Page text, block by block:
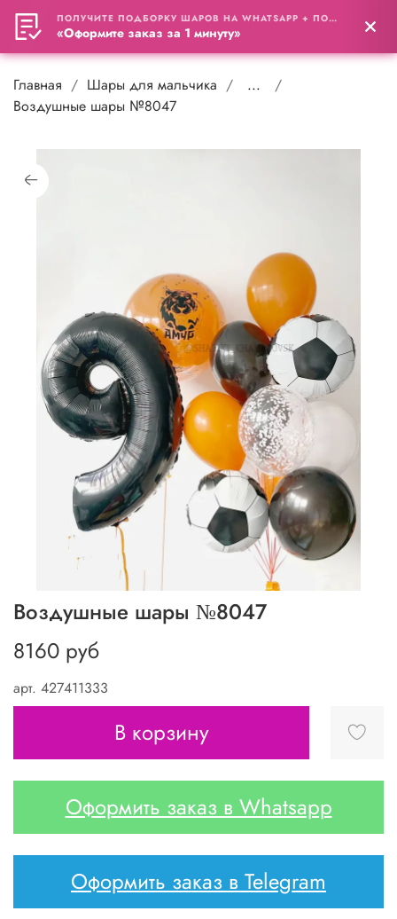
0
Главная Шары для мальчика
...
Воздушные шары №8047
арт. 427411333
Воздушные шары №8047
8160 руб
В корзину
Оформить заказ в Whatsapp
Оформить заказ в Telegram
ПОЛУЧИТЕ ПОДБОРКУ ШАРОВ НА WHATSAPP + ПОДАРОК
«Оформите заказ за 1 минуту»